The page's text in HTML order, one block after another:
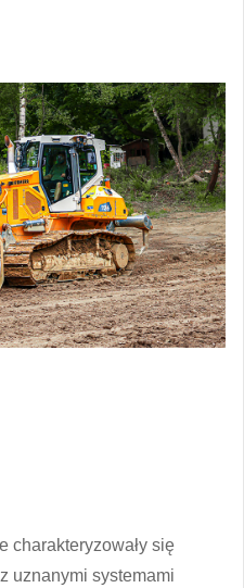
charakteryzowały się
uznanymi systemami